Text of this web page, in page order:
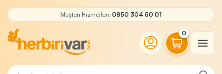
Müşteri Hizmetleri: 0850 304 50 01
0